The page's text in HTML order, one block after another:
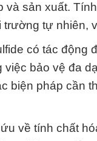
sản xuất.
tự nhiên,
có tác
bảo vệ đa
biện pháp cần
về tính chất